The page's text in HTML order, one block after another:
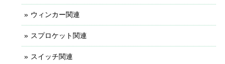
ウィンカー関連
スプロケット関連
スイッチ関連